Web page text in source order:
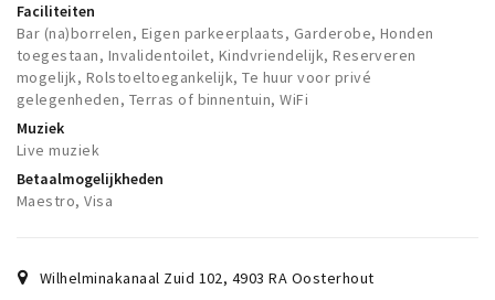
Faciliteiten
Bar (na)borrelen, Eigen parkeerplaats, Garderobe, Honden
toegestaan, Invalidentoilet, Kindvriendelijk, Reserveren
mogelijk, Rolstoeltoegankelijk, Te huur voor privé
gelegenheden, Terras of binnentuin, WiFi
Muziek
Live muziek
Betaalmogelijkheden
Maestro, Visa
Wilhelminakanaal Zuid 102, 4903 RA Oosterhout